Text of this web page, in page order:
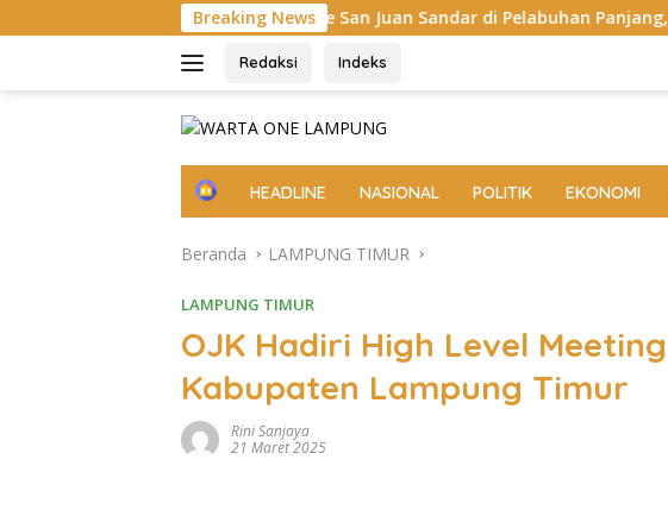
ke
Breaking News
MV Cape San Juan Sandar di Pelabuhan Panjang, Pelindo Dukung
Redaksi Indeks
H
e
HEADLINE NASIONAL POLITIK EKONOMI
Beranda LAMPUNG TIMUR
LAMPUNG TIMUR
OJK Hadiri High Level Meeting
Kabupaten Lampung Timur
Rini Sanjaya
21 Maret 2025